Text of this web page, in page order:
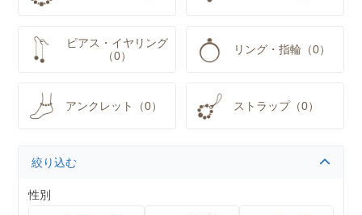
ピアス・イヤリング
（0）
リング・指輪（0）
アンクレット（0） ストラップ（0）
絞り込む
性別